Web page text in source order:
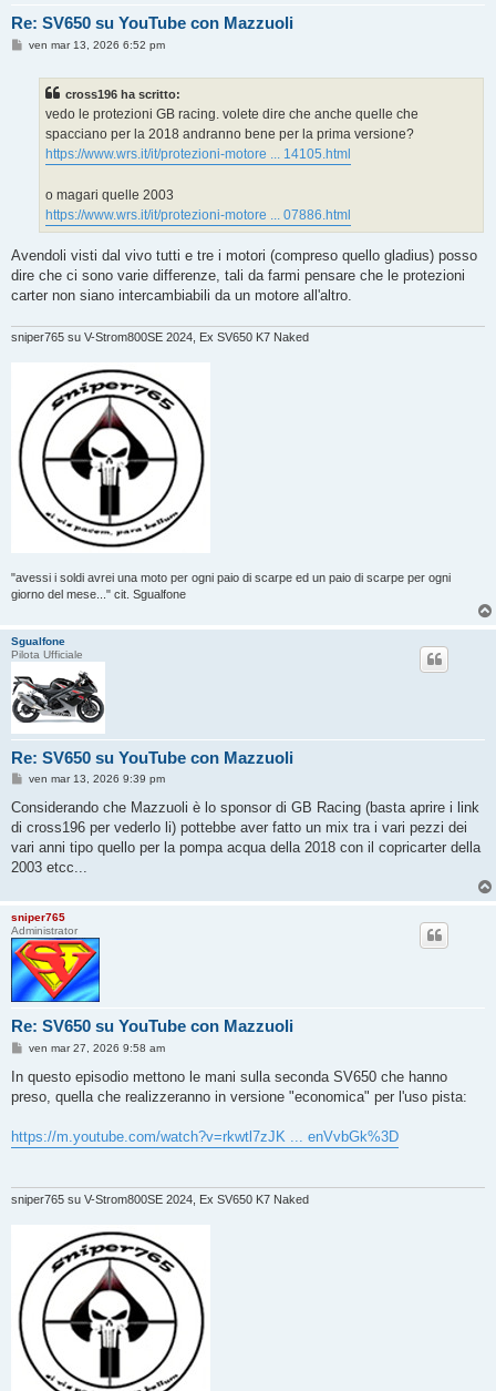
Re: SV650 su YouTube con Mazzuoli
Mven mar 13, 2026 6:52 pm
cross196 ha scritto:
vedo le protezioni GB racing. volete dire che anche quelle che
spacciano per la 2018 andranno bene per la prima versione?
https://www.wrs.it/it/protezioni-motore ... 14105.html
o magari quelle 2003
https://www.wrs.it/it/protezioni-motore ... 07886.html
Avendoli visti dal vivo tutti e tre i motori (compreso quello gladius) posso
dire che ci sono varie differenze, tali da farmi pensare che le protezioni
carter non siano intercambiabili da un motore all'altro.
sniper765 su V-Strom800SE 2024, Ex SV650 K7 Naked
"avessi i soldi avrei una moto per ogni paio di scarpe ed un paio di scarpe per ogni
giorno del mese..." cit. Sgualfone
Sgualfone
Pilota Ufficiale
Re: SV650 su YouTube con Mazzuoli
M
s
a
g
i
ven mar 13, 2026 9:39 pm
Considerando che Mazzuoli è lo sponsor di GB Racing (basta aprire i link
di cross196 per vederlo li) pottebbe aver fatto un mix tra i vari pezzi dei
vari anni tipo quello per la pompa acqua della 2018 con il copricarter della
2003 etcc...
sniper765
Administrator
Re: SV650 su YouTube con Mazzuoli
M
s
a
i
ven mar 27, 2026 9:58 am
In questo episodio mettono le mani sulla seconda SV650 che hanno
preso, quella che realizzeranno in versione "economica" per l'uso pista:
https://m.youtube.com/watch?v=rkwtl7zJK ... enVvbGk%3D
sniper765 su V-Strom800SE 2024, Ex SV650 K7 Naked